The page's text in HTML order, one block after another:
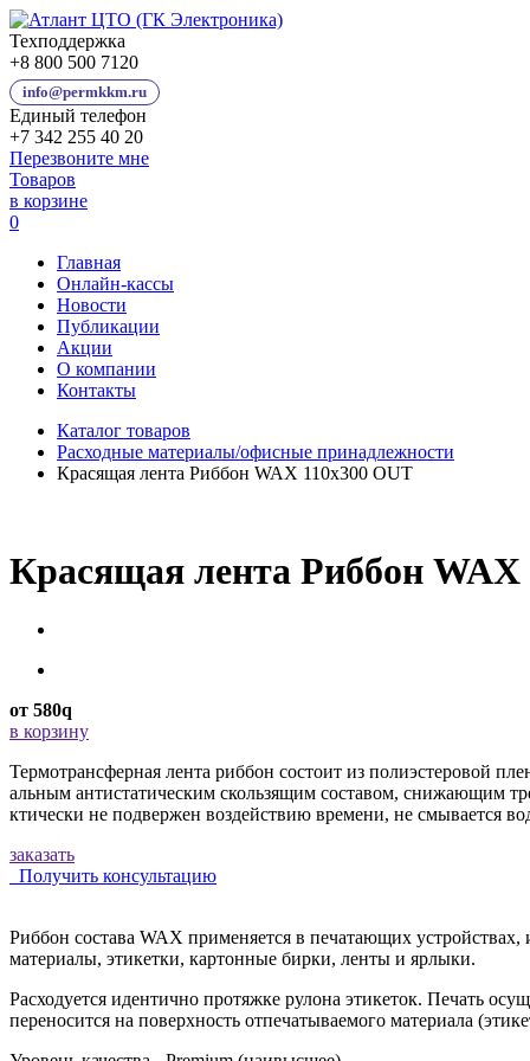
Атлант
Техподдержка
+8 800 500 7120
info@permkkm.ru
Единый телефон
+7 342 255 40 20
Перезвоните мне
Товаров
в корзине
0
корзину
Главная
Онлайн-кассы
Новости
Публикации
Акции
О компании
Контакты
Каталог товаров
Расходные материалы/офисные принадлежности
Красящая лента Риббон WAX 110х300 OUT
Красящая лента Риббон WAX
от 580q
в корзину
Термотрансферная лента риббон состоит из полиэстеровой
альным антистатическим скользящим составом, снижающим
ктически не подвержен воздействию времени, не смывается
заказать
Получить консультацию
Риббон состава WAX применяется в печатающих
материалы, этикетки, картонные бирки, ленты и ярлыки.
Расходуется идентично протяжке рулона этикеток. Печать
переносится на поверхность отпечатываемого материала